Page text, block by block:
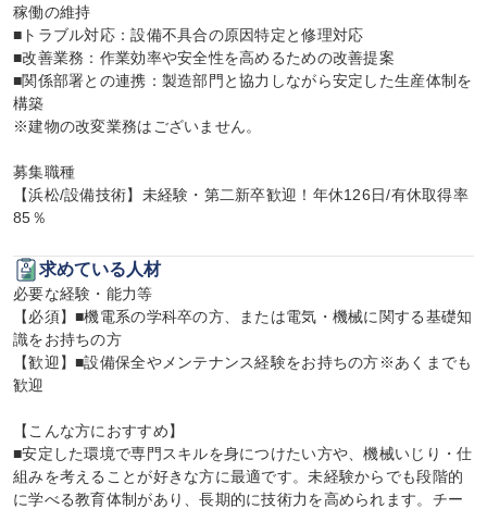
稼働の維持
■トラブル対応：設備不具合の原因特定と修理対応
■改善業務：作業効率や安全性を高めるための改善提案
■関係部署との連携：製造部門と協力しながら安定した生産体制を
構築
※建物の改変業務はございません。
募集職種
【浜松/設備技術】未経験・第二新卒歓迎！年休126日/有休取得率
85％
求めている人材
必要な経験・能力等
【必須】■機電系の学科卒の方、または電気・機械に関する基礎知
識をお持ちの方
【歓迎】■設備保全やメンテナンス経験をお持ちの方※あくまでも
歓迎
【こんな方におすすめ】
■安定した環境で専門スキルを身につけたい方や、機械いじり・仕
組みを考えることが好きな方に最適です。未経験からでも段階的
に学べる教育体制があり、長期的に技術力を高められます。チー